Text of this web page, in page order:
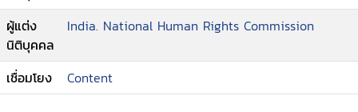
ผู้แต่ง
นิติบุคคล
India. National Human Rights Commission
เชื่อมโยง Content